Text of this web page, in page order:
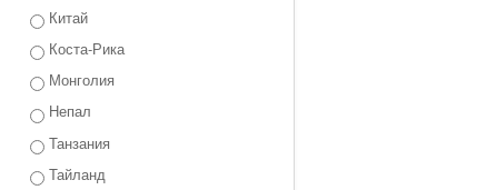
Китай
Коста-Рика
Монголия
Непал
Танзания
Тайланд